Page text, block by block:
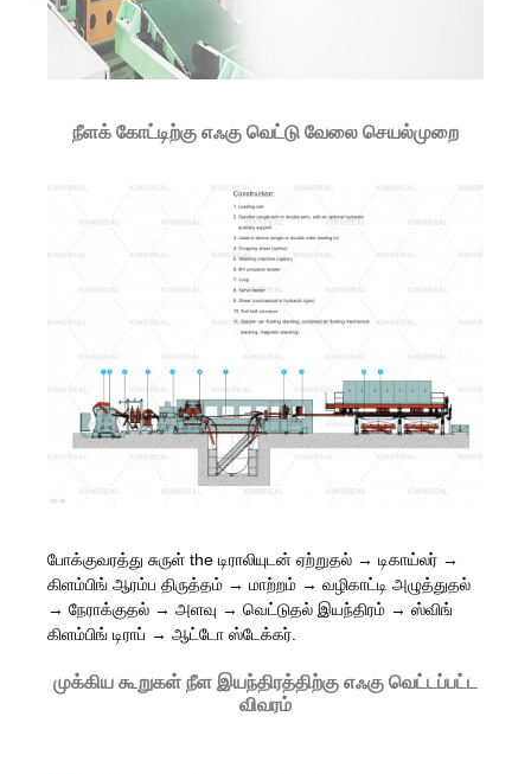
நீளக் கோட்டிற்கு எஃகு வெட்டு வேலை செயல்முறை
போக்குவரத்து சுருள் the டிராலியுடன் ஏற்றுதல் → டிகாய்லர் →
கிளம்பிங் ஆரம்ப திருத்தம் → மாற்றம் → வழிகாட்டி அழுத்துதல்
→ நேராக்குதல் → அளவு → வெட்டுதல் இயந்திரம் → ஸ்விங்
கிளம்பிங் டிராப் → ஆட்டோ ஸ்டேக்கர்.
முக்கிய கூறுகள் நீள இயந்திரத்திற்கு எஃகு வெட்டப்பட்ட
விவரம்